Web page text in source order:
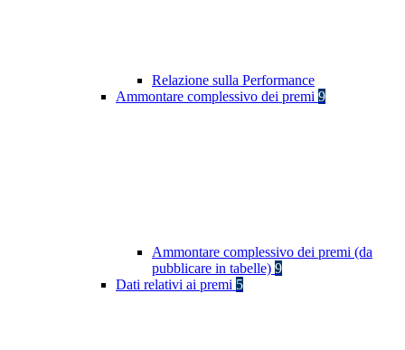
Relazione sulla Performance
Ammontare complessivo dei premi 9
Ammontare complessivo dei premi (da
pubblicare in tabelle) 9
Dati relativi ai premi 5